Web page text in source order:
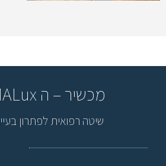
מכשיר – ה DERMALux
שיטה רפואית לפתרון